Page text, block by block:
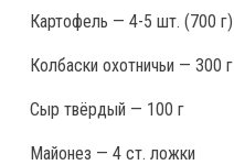
Картофель — 4-5 шт. (700 г)
Колбаски охотничьи — 300 г
Сыр твёрдый — 100 г
Майонез — 4 ст. ложки